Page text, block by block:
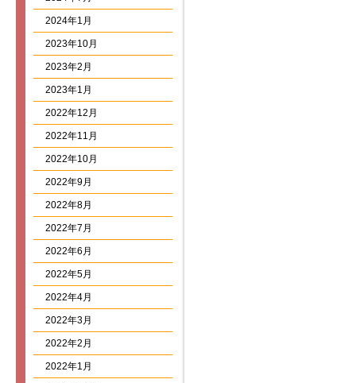
2024年1月
2023年10月
2023年2月
2023年1月
2022年12月
2022年11月
2022年10月
2022年9月
2022年8月
2022年7月
2022年6月
2022年5月
2022年4月
2022年3月
2022年2月
2022年1月